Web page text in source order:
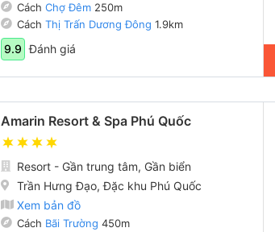
CáchChợ Đêm 250m
CáchThị Trấn Dương Đông 1.9km
9.9 Đánh giá
Amarin Resort & Spa Phú Quốc
Resort - Gần trung tâm, Gần biển
Trần Hưng Đạo, Đặc khu Phú Quốc
Xem bản đồ
Cách Bãi Trường 450m